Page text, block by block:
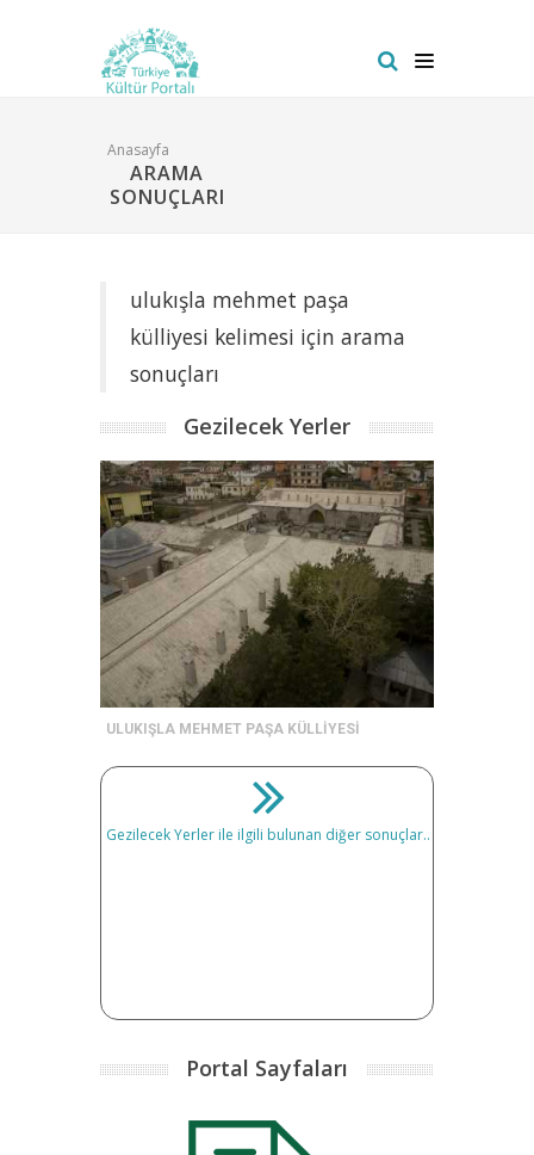
Anasayfa
ARAMA
SONUÇLARI
ulukışla mehmet paşa
külliyesi kelimesi için arama
sonuçları
Gezilecek Yerler
ULUKIŞLA MEHMET PAŞA KÜLLİYESİ
Gezilecek Yerler ile ilgili bulunan diğer sonuçlar..
Portal Sayfaları